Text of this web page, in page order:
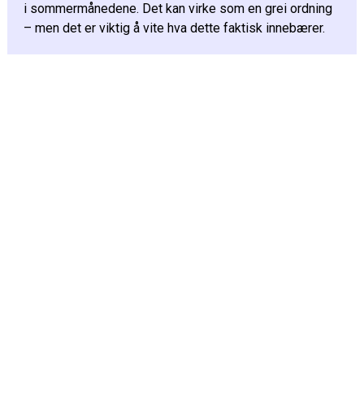
i sommermånedene. Det kan virke som en grei ordning
– men det er viktig å vite hva dette faktisk innebærer.